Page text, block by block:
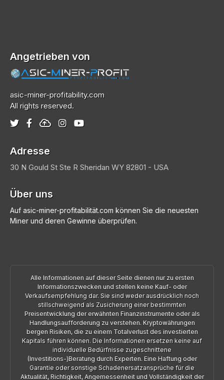
Angetrieben von
asic-miner-profitability.com
All rights reserved.
Adresse
30 N Gould St Ste R Sheridan WY 82801 - USA
Über uns
Auf asic-miner-profitabilität.com können Sie die neuesten
Miner und deren Gewinne überprüfen.
Alle Informationen auf dieser Seite dienen nur zu ersten
Informationszwecken und stellen keine Kauf- oder
Verkaufsempfehlung dar. Sie sind weder ausdrücklich noch
stillschweigend als Zusicherung einer bestimmten
Preisentwicklung der erwähnten Finanzinstrumente oder als
Handlungsaufforderung zu verstehen. Kryptowährungen
bergen Risiken, die zu einem Totalverlust des investierten
Kapitals führen können. Die Informationen ersetzen keine auf
individuelle Bedürfnisse zugeschnittene
(Investitions-)Beratung durch Experten. Eine Haftung oder
Garantie oder sonstige Schadenersatzansprüche für die
Aktualität, Richtigkeit, Angemessenheit und Vollständigkeit der